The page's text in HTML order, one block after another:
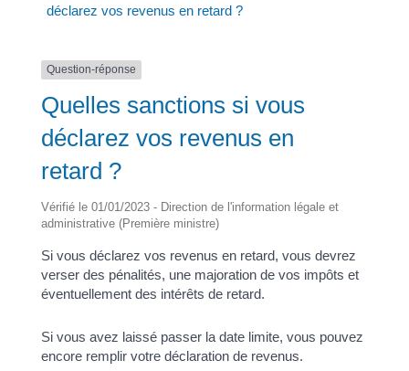
déclarez vos revenus en retard ?
Question-réponse
Quelles sanctions si vous
déclarez vos revenus en
retard ?
Vérifié le 01/01/2023 - Direction de l'information légale et
administrative (Première ministre)
Si vous déclarez vos revenus en retard, vous devrez
verser des pénalités, une majoration de vos impôts et
éventuellement des intérêts de retard.
Si vous avez laissé passer la date limite, vous pouvez
encore remplir votre déclaration de revenus.